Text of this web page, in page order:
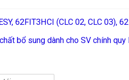
62FIT3HCI (CLC 02, CLC 03),
bổ sung dành cho SV chính